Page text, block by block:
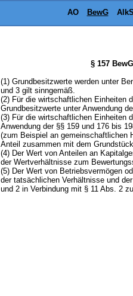
AO BewG
§ 157
(1) Grundbesitzwerte werden unter
und 3 gilt sinngemäß.
(2) Für die wirtschaftlichen Einheiten
Grundbesitzwerte unter Anwendung
(3) Für die wirtschaftlichen Einheiten
Anwendung der §§ 159 und 176 bis
(zum Beispiel an gemeinschaftlichen
Anteil zusammen mit dem
(4) Der Wert von Anteilen an
der Wertverhältnisse zum
(5) Der Wert von Betriebsvermögen
der tatsächlichen Verhältnisse und
und 2 in Verbindung mit § 11 Abs. 2